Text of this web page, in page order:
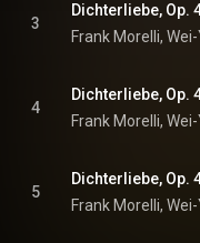
3
4
5